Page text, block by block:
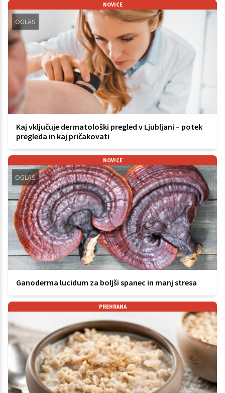
NOVICE
OGLAS
Kaj vključuje dermatološki pregled v Ljubljani – potek
pregleda in kaj pričakovati
NOVICE
OGLAS
Ganoderma lucidum za boljši spanec in manj stresa
PREHRANA